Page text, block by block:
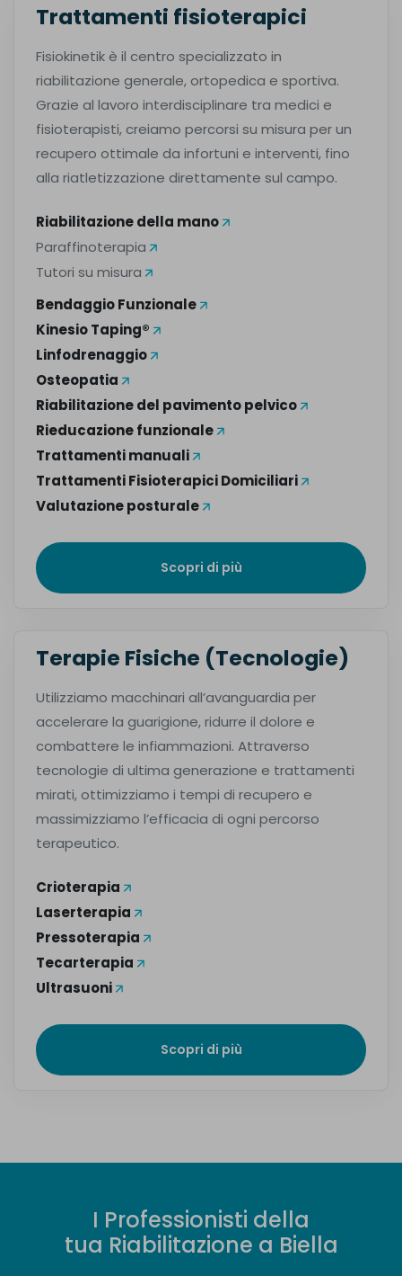
Trattamenti fisioterapici
Fisiokinetik è il centro specializzato in
riabilitazione generale, ortopedica e sportiva.
Grazie al lavoro interdisciplinare tra medici e
fisioterapisti, creiamo percorsi su misura per un
recupero ottimale da infortuni e interventi, fino
alla riatletizzazione direttamente sul campo.
Riabilitazione della mano
Paraffinoterapia
Tutori su misura
Bendaggio Funzionale
Kinesio Taping®
Linfodrenaggio
Osteopatia
Riabilitazione del pavimento pelvico
Rieducazione funzionale
Trattamenti manuali
Trattamenti Fisioterapici Domiciliari
Valutazione posturale
Scopri di più
Terapie Fisiche (Tecnologie)
Utilizziamo macchinari all’avanguardia per
accelerare la guarigione, ridurre il dolore e
combattere le infiammazioni. Attraverso
tecnologie di ultima generazione e trattamenti
mirati, ottimizziamo i tempi di recupero e
massimizziamo l’efficacia di ogni percorso
terapeutico.
Crioterapia
Laserterapia
Pressoterapia
Tecarterapia
Ultrasuoni
Scopri di più
I Professionisti della
tua Riabilitazione a Biella